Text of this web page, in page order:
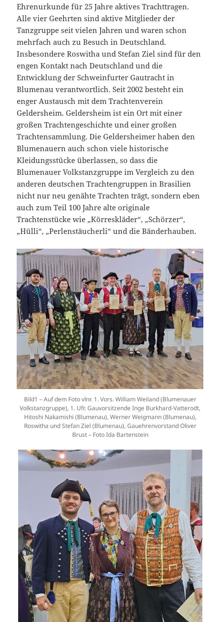
Ehrenurkunde für 25 Jahre aktives Trachttragen.
Alle vier Geehrten sind aktive Mitglieder der
Tanzgruppe seit vielen Jahren und waren schon
mehrfach auch zu Besuch in Deutschland.
Insbesondere Roswitha und Stefan Ziel sind für den
engen Kontakt nach Deutschland und die
Entwicklung der Schweinfurter Gautracht in
Blumenau verantwortlich. Seit 2002 besteht ein
enger Austausch mit dem Trachtenverein
Geldersheim. Geldersheim ist ein Ort mit einer
großen Trachtengeschichte und einer großen
Trachtensammlung. Die Geldersheimer haben den
Blumenauern auch schon viele historische
Kleidungsstücke überlassen, so dass die
Blumenauer Volkstanzgruppe im Vergleich zu den
anderen deutschen Trachtengruppen in Brasilien
nicht nur neu genähte Trachten trägt, sondern eben
auch zum Teil 100 Jahre alte originale
Trachtenstücke wie „Körreskläder“, „Schörzer“,
„Hülli“, „Perlenstäucherli“ und die Bänderhauben.
Bild1 – Auf dem Foto vlnr. 1. Vors. William Weiland (Blumenauer
Volkstanzgruppe), 1. Ufr. Gauvorsitzende Inge Burkhard-Vatterodt,
Hitoshi Nakamishi (Blumenau), Werner Weigmann (Blumenau),
Roswitha und Stefan Ziel (Blumenau), Gauehrenvorstand Oliver
Brust – Foto Ida Bartenstein